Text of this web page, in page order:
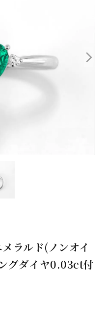
ラルド(ノンオイ
グダイヤ0.03ct付